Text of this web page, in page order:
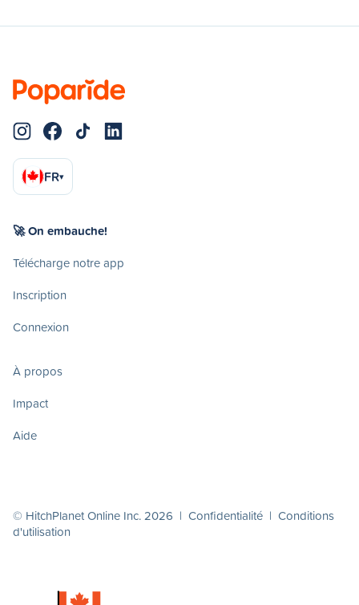
FR▾
🚀 On embauche!
Télécharge notre app
Inscription
Connexion
À propos
Impact
Aide
© HitchPlanet Online Inc. 2026 | Confidentialité | Conditions
d'utilisation